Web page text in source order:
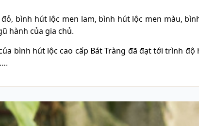
bình hút lộc men lam, bình hút lộc men màu,
hành của gia chủ.
bình hút lộc cao cấp Bát Tràng đã đạt tới trình độ